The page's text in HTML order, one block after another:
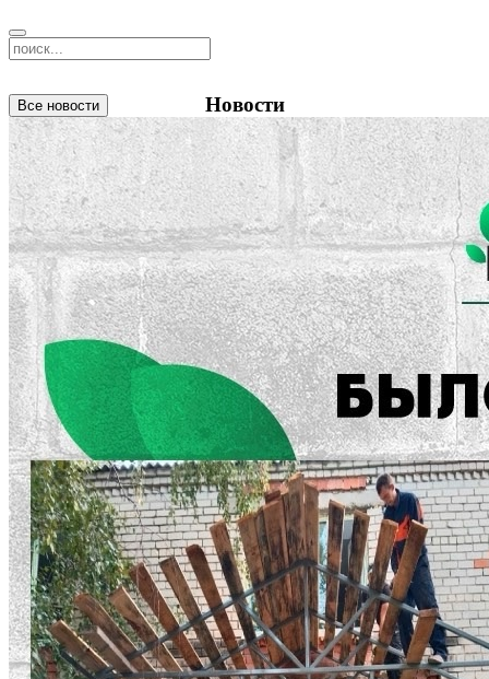
Новости
Все новости